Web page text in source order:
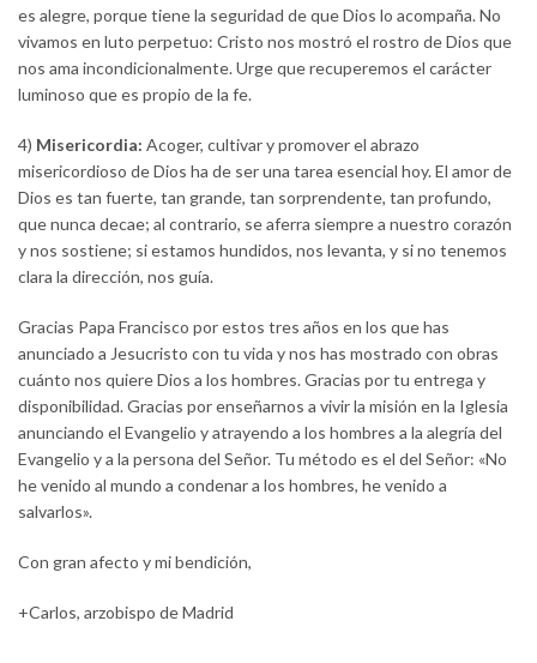
es alegre, porque tiene la seguridad de que Dios lo acompaña. No
vivamos en luto perpetuo: Cristo nos mostró el rostro de Dios que
nos ama incondicionalmente. Urge que recuperemos el carácter
luminoso que es propio de la fe.
4) Misericordia: Acoger, cultivar y promover el abrazo
misericordioso de Dios ha de ser una tarea esencial hoy. El amor de
Dios es tan fuerte, tan grande, tan sorprendente, tan profundo,
que nunca decae; al contrario, se aferra siempre a nuestro corazón
y nos sostiene; si estamos hundidos, nos levanta, y si no tenemos
clara la dirección, nos guía.
Gracias Papa Francisco por estos tres años en los que has
anunciado a Jesucristo con tu vida y nos has mostrado con obras
cuánto nos quiere Dios a los hombres. Gracias por tu entrega y
disponibilidad. Gracias por enseñarnos a vivir la misión en la Iglesia
anunciando el Evangelio y atrayendo a los hombres a la alegría del
Evangelio y a la persona del Señor. Tu método es el del Señor: «No
he venido al mundo a condenar a los hombres, he venido a
salvarlos».
Con gran afecto y mi bendición,
+Carlos, arzobispo de Madrid